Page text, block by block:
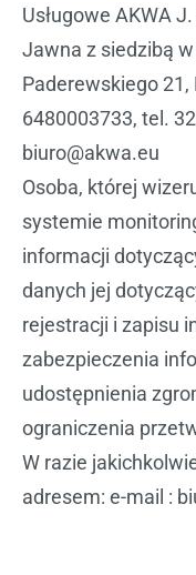
Usługowe AKWA
Jawna z siedzibą
Paderewskiego 21,
6480003733, tel.
biuro@akwa.eu
Osoba, której
systemie
informacji
danych jej
rejestracji i zapisu
zabezpieczenia
udostępnienia
ograniczenia
W razie
adresem: e-mail :